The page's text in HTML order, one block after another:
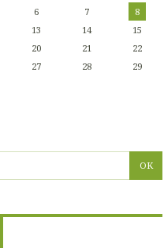
6 7
8
13 14
15
20 21
22
27 28
29